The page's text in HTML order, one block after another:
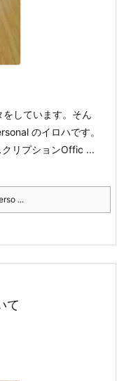
しています。そん
のイロハです。
リプションOffic ...
...
て